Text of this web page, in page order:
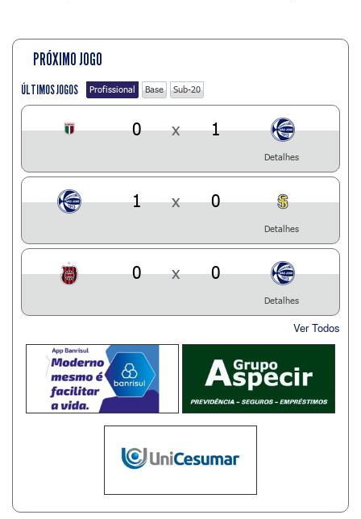
PRÓXIMO JOGO
ÚLTIMOS JOGOS Profissional Base Sub-20
0 x 1
Detalhes
1 x 0
Detalhes
0 x 0
Detalhes
Ver Todos